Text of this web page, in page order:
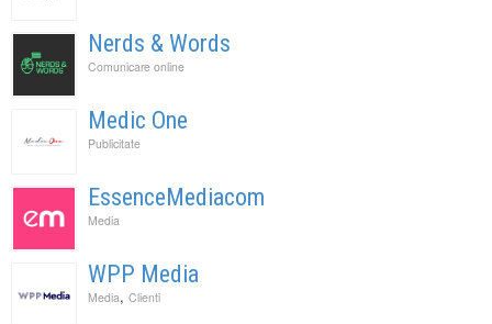
Nerds & Words
Comunicare online
Medic One
Publicitate
EssenceMediacom
Media
WPP Media
Media, Clienti